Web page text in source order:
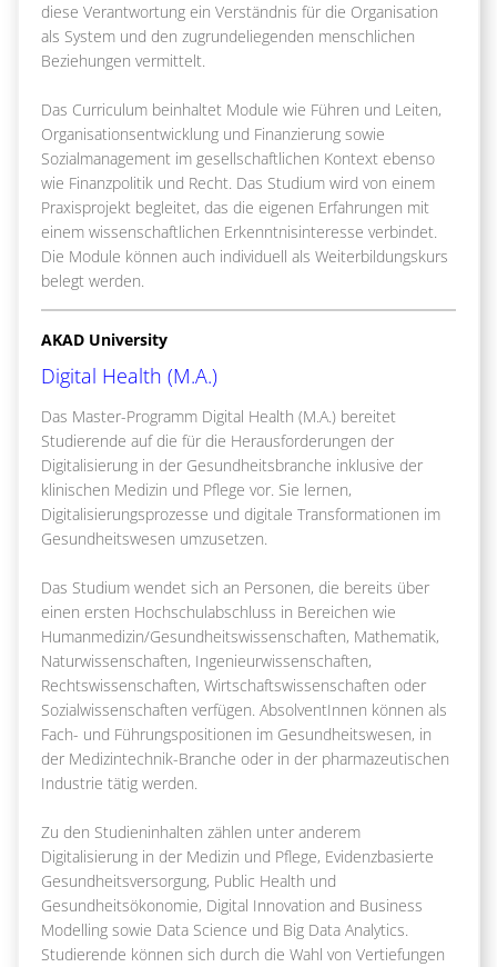
diese Verantwortung ein Verständnis für die Organisation
als System und den zugrundeliegenden menschlichen
Beziehungen vermittelt.
Das Curriculum beinhaltet Module wie Führen und Leiten,
Organisationsentwicklung und Finanzierung sowie
Sozialmanagement im gesellschaftlichen Kontext ebenso
wie Finanzpolitik und Recht. Das Studium wird von einem
Praxisprojekt begleitet, das die eigenen Erfahrungen mit
einem wissenschaftlichen Erkenntnisinteresse verbindet.
Die Module können auch individuell als Weiterbildungskurs
belegt werden.
AKAD University
Digital Health (M.A.)
Das Master-Programm Digital Health (M.A.) bereitet
Studierende auf die für die Herausforderungen der
Digitalisierung in der Gesundheitsbranche inklusive der
klinischen Medizin und Pflege vor. Sie lernen,
Digitalisierungsprozesse und digitale Transformationen im
Gesundheitswesen umzusetzen.
Das Studium wendet sich an Personen, die bereits über
einen ersten Hochschulabschluss in Bereichen wie
Humanmedizin/Gesundheitswissenschaften, Mathematik,
Naturwissenschaften, Ingenieurwissenschaften,
Rechtswissenschaften, Wirtschaftswissenschaften oder
Sozialwissenschaften verfügen. AbsolventInnen können als
Fach- und Führungspositionen im Gesundheitswesen, in
der Medizintechnik-Branche oder in der pharmazeutischen
Industrie tätig werden.
Zu den Studieninhalten zählen unter anderem
Digitalisierung in der Medizin und Pflege, Evidenzbasierte
Gesundheitsversorgung, Public Health und
Gesundheitsökonomie, Digital Innovation and Business
Modelling sowie Data Science und Big Data Analytics.
Studierende können sich durch die Wahl von Vertiefungen